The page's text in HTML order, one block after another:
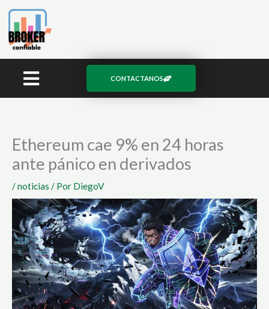
contenido
CONTACTANOS
Ethereum cae 9% en 24 horas
ante pánico en derivados
/noticias / Por DiegoV